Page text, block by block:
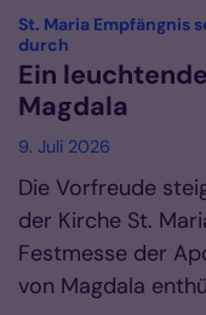
St. Maria Empfängnis
durch
Ein
Magdala
9. Juli 2026
Die Vorfreude
der Kirche St.
Festmesse der
von Magdala